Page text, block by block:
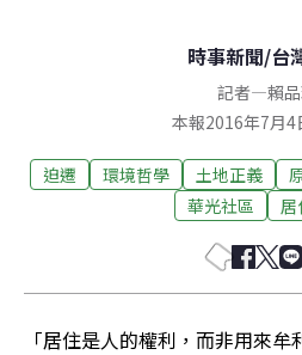
時事新聞/台
記者—賴
本報2016年7月4
迫遷 環境哲學 土地正義
華光社區
「居住是人的權利，而非用來